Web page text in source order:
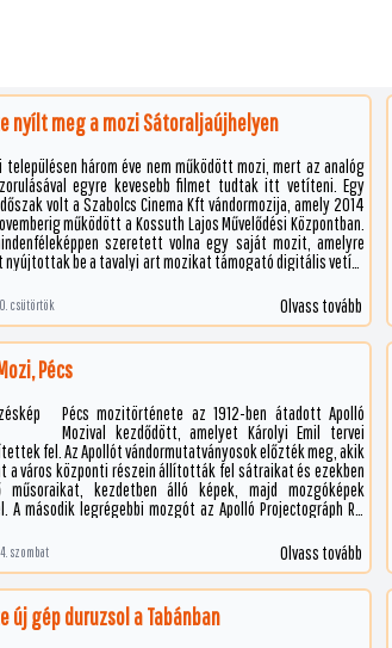
nyílt meg a mozi Sátoraljaújhelyen
településen három éve nem működött mozi, mert az analóg
egyre kevesebb filmet tudtak itt vetíteni. Egy
volt a Szabolcs Cinema Kft vándormozija, amely 2014
működött a Kossuth Lajos Művelődési Központban.
szeretett volna egy saját mozit, amelyre
be a tavalyi art mozikat támogató digitális vetítő
csütörtök Olvass tovább
Pécs
Pécs mozitörténete az 1912-ben átadott Apolló
Mozival kezdődött, amelyet Károlyi Emil tervei
fel. Az Apollót vándormutatványosok előzték meg, akik
a város központi részein állították fel sátraikat és ezekben
kezdetben álló képek, majd mozgóképek
A második legrégebbi mozgót az Apolló Projectográph Rt.
Bauhaus stílusban 1935-ben. Az államosítást követően
Baranya Megyei Moziüzemi Vállalat vette át az üzemeltetést,
után a pécsi önkormányzat tulajdonába került az
szombat Olvass tovább
új gép duruzsol a Tabánban